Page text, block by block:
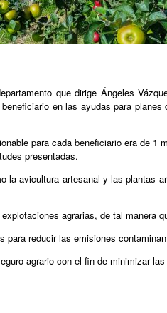
que dirige Ángeles
en las ayudas para
para cada beneficiario era de
presentadas.
la avicultura artesanal y las
agrarias, de tal
reducir las emisiones
agrario con el fin de minimizar